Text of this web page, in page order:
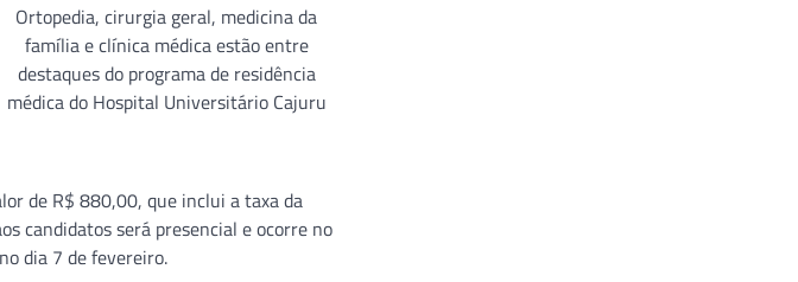
Ortopedia, cirurgia geral, medicina da
família e clínica médica estão entre
destaques do programa de residência
médica do Hospital Universitário Cajuru
de R$ 880,00, que inclui a taxa da
candidatos será presencial e ocorre no
dia 7 de fevereiro.